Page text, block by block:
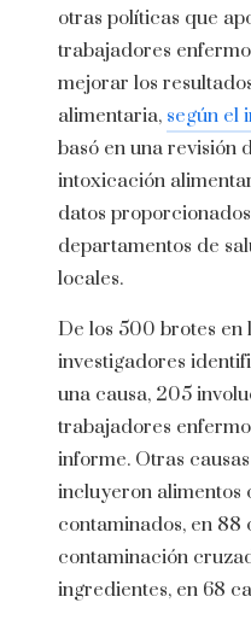
otras políticas que
trabajadores
mejorar los
alimentaria, según el
basó en una revisión
intoxicación
datos
departamentos de
locales.
De los 500 brotes en
investigadores
una causa, 205
trabajadores
informe. Otras
incluyeron alimentos
contaminados, en 88
contaminación
ingredientes, en 68